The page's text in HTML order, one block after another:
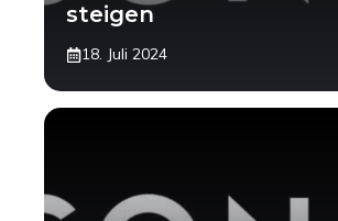
steigen
18. Juli 2024